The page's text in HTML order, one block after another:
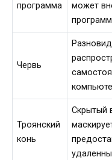
программа
может
Червь
Троянский
конь
Скрытый